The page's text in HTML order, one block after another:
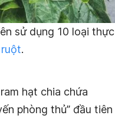
sử dụng 10 loại thực
.
hạt chia chứa
phòng thủ” đầu tiên